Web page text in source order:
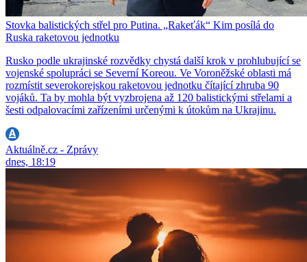
Stovka balistických střel pro Putina. „Rakeťák“ Kim posílá do
Ruska raketovou jednotku
Rusko podle ukrajinské rozvědky chystá další krok v prohlubující se
vojenské spolupráci se Severní Koreou. Ve Voroněžské oblasti má
rozmístit severokorejskou raketovou jednotku čítající zhruba 90
vojáků. Ta by mohla být vyzbrojena až 120 balistickými střelami a
šesti odpalovacími zařízeními určenými k útokům na Ukrajinu.
Aktuálně.cz - Zprávy
dnes, 18:19